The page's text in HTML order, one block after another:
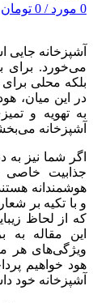
0 مورد/
0 تومان
آشپزخانه
می‌خورد. برای
بلکه محلی
در این میان،
به تهویه و
آشپزخانه
اگر شما نیز به
جذابیت خاصی
هوشمندانه
و با تکیه بر
که از لحاظ
این مقاله به
ویژگی‌های هر
هود خواهیم
آشپزخانه خود